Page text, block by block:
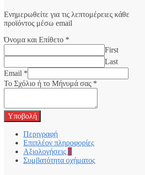
Ενημερωθείτε για τις λεπτομέρειες κάθε
προϊόντος μέσω email
Όνομα και Επίθετο *
First
Last
Email *
Το Σχόλιο ή το Μήνυμά σας *
Υποβολή
Περιγραφή
Επιπλέον πληροφορίες
Αξιολογήσεις 0
Συμβατότητα οχήματος